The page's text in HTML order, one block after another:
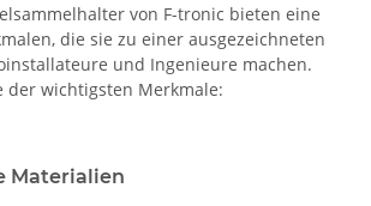
von F-tronic bieten eine
die sie zu einer ausgezeichneten
und Ingenieure machen.
der wichtigsten Merkmale:
Materialien